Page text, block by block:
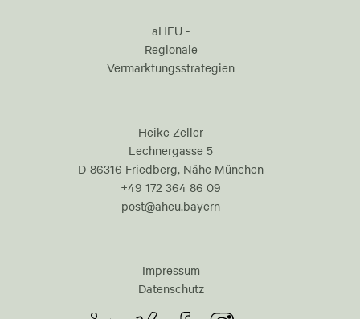
aHEU -
Regionale
Vermarktungsstrategien
Heike Zeller
Lechnergasse 5
D-86316 Friedberg, Nähe München
+49 172 364 86 09
post@aheu.bayern
Impressum
Datenschutz